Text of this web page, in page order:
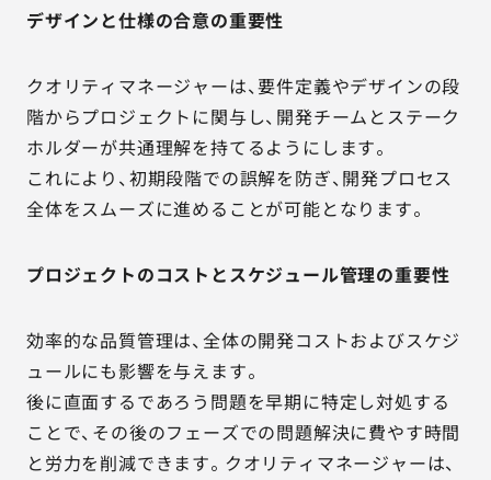
デザインと仕様の合意の重要性
クオリティマネージャーは、要件定義やデザインの段
階からプロジェクトに関与し、開発チームとステーク
ホルダーが共通理解を持てるようにします。
これにより、初期段階での誤解を防ぎ、開発プロセス
全体をスムーズに進めることが可能となります。
プロジェクトのコストとスケジュール管理の重要性
効率的な品質管理は、全体の開発コストおよびスケジ
ュールにも影響を与えます。
後に直面するであろう問題を早期に特定し対処する
ことで、その後のフェーズでの問題解決に費やす時間
と労力を削減できます。クオリティマネージャーは、